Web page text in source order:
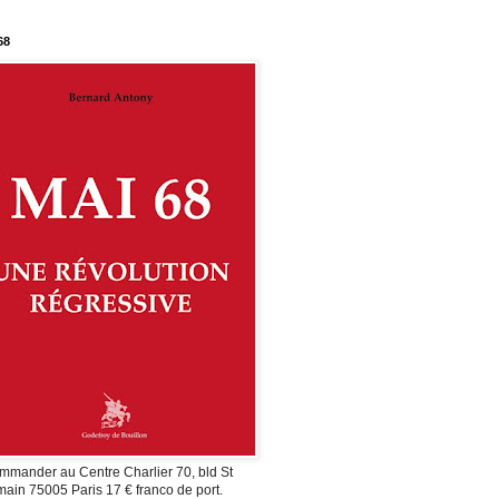
au Centre Charlier 70, bld St
75005 Paris 17 € franco de port.